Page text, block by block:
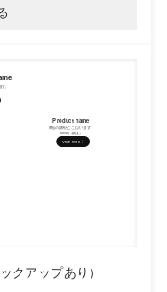
アップあり）